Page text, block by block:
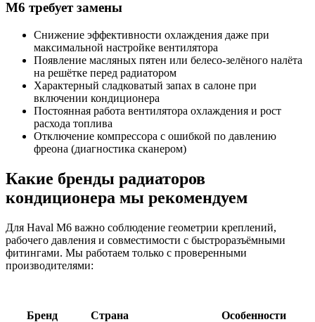
M6 требует замены
Снижение эффективности охлаждения даже при
максимальной настройке вентилятора
Появление масляных пятен или белесо-зелёного налёта
на решётке перед радиатором
Характерный сладковатый запах в салоне при
включении кондиционера
Постоянная работа вентилятора охлаждения и рост
расхода топлива
Отключение компрессора с ошибкой по давлению
фреона (диагностика сканером)
Какие бренды радиаторов
кондиционера мы рекомендуем
Для Haval M6 важно соблюдение геометрии креплений,
рабочего давления и совместимости с быстроразъёмными
фитингами. Мы работаем только с проверенными
производителями:
Бренд Страна
Особенности